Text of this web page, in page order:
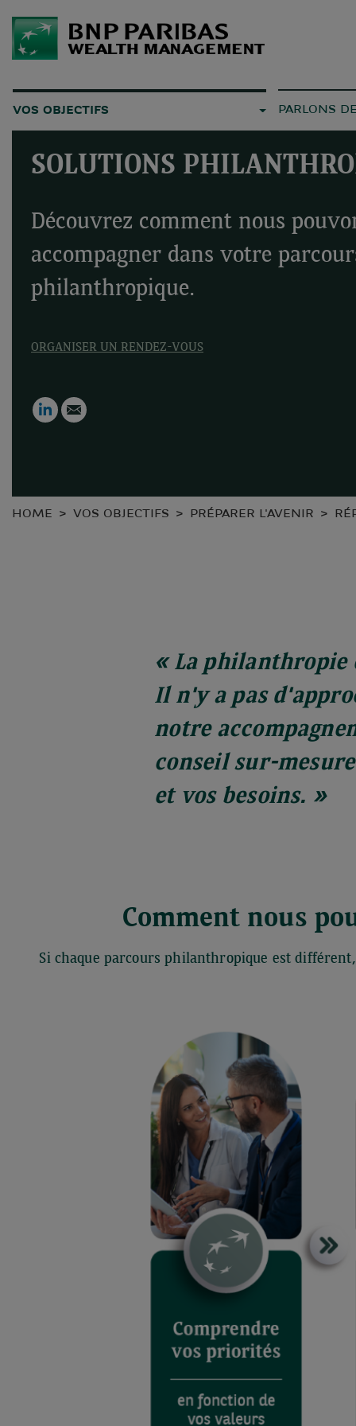
VOS OBJECTIFS PARLONS
SOLUTIONS
Découvrez comment nous
accompagner dans votre
philanthropique.
ORGANISER UN RENDEZ-VOUS
LinkedIn
HOME VOS OBJECTIFS PRÉPARER L'AVENIR
« La philanthropie
Il n'y a pas
notre
conseil sur-
et vos besoins. »
Comment nous
Si chaque parcours philanthropique est